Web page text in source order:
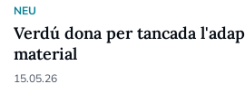
NEU
Verdú dona per tancada
material
15.05.26